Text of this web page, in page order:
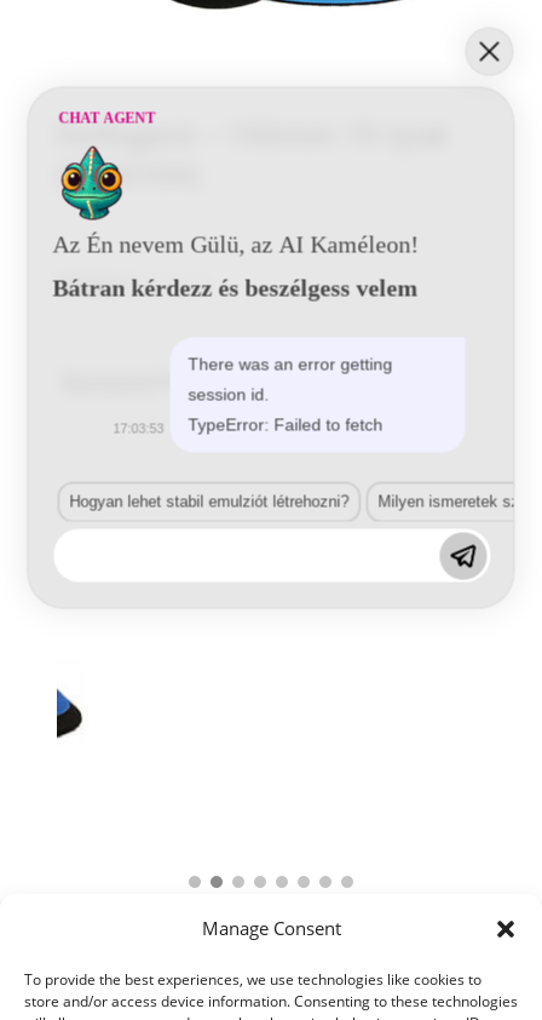
Manage Consent
To provide the best experiences, we use technologies like cookies to
store and/or access device information. Consenting to these technologies
Felfogató – 150mm 15 lyuk
(9720104)
Kategória:Felfogatók
Related Products
CHAT AGENT
Az Én nevem Gülü, az AI Kaméleon!
Bátran kérdezz és beszélgess velem
There was an error getting
session id.
TypeError: Failed to fetch
17:03:53
Hogyan lehet stabil emulziót létrehozni? Milyen ismeretek